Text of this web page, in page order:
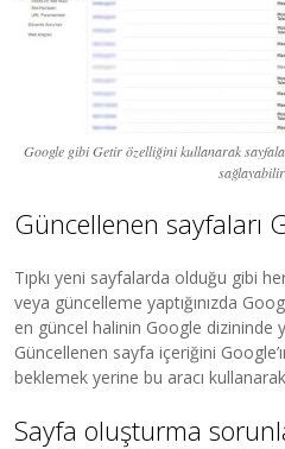
Google gibi Getir özelliğini kullanarak
Güncellenen sayfaları
Tıpkı yeni sayfalarda olduğu gibi
veya güncelleme yaptığınızda
en güncel halinin Google dizininde
Güncellenen sayfa içeriğini
beklemek yerine bu aracı
Sayfa oluşturma